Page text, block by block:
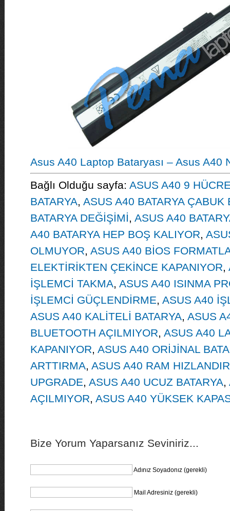
Asus A40 Laptop Bataryası – Asus A40
Bağlı Olduğu sayfa: ASUS A40 9
BATARYA, ASUS A40 BATARYA ÇABUK
BATARYA DEĞİŞİMİ, ASUS A40
A40 BATARYA HEP BOŞ KALIYOR,
OLMUYOR, ASUS A40 BİOS
ELEKTİRİKTEN ÇEKİNCE KAPANIYOR,
İŞLEMCİ TAKMA, ASUS A40 ISINMA
İŞLEMCİ GÜÇLENDİRME, ASUS A40
ASUS A40 KALİTELİ BATARYA, ASUS
BLUETOOTH AÇILMIYOR, ASUS A40
KAPANIYOR, ASUS A40 ORİJİNAL
ARTTIRMA, ASUS A40 RAM
UPGRADE, ASUS A40 UCUZ BATARYA,
AÇILMIYOR, ASUS A40 YÜKSEK
Bize Yorum Yaparsanız Seviniriz...
Adınız Soyadonız (gerekli)
Mail Adresiniz (gerekli)